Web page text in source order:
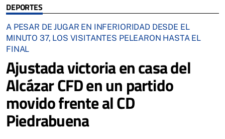
DEPORTES
A PESAR DE JUGAR EN INFERIORIDAD DESDE EL
MINUTO 37, LOS VISITANTES PELEARON HASTA EL
FINAL
Ajustada victoria en casa del
Alcázar CFD en un partido
movido frente al CD
Piedrabuena